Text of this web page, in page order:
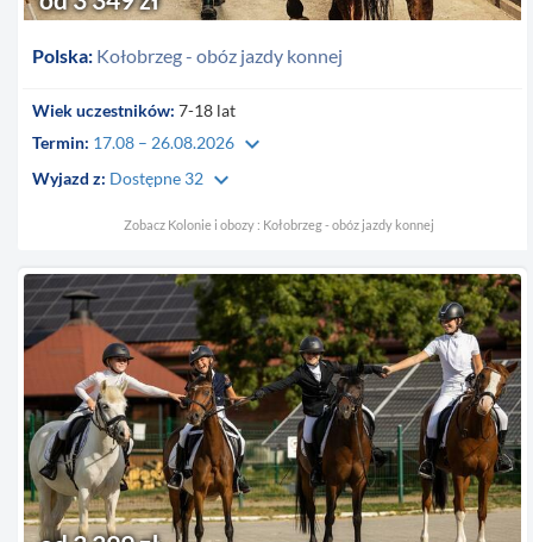
Polska: Kołobrzeg - obóz jazdy konnej
Wiek uczestników: 7-18 lat
Termin: 17.08 – 26.08.2026 keyboard_arrow_down
Wyjazd z: Dostępne 32 keyboard_arrow_down
Zobacz Kolonie i obozy : Kołobrzeg - obóz jazdy konnej